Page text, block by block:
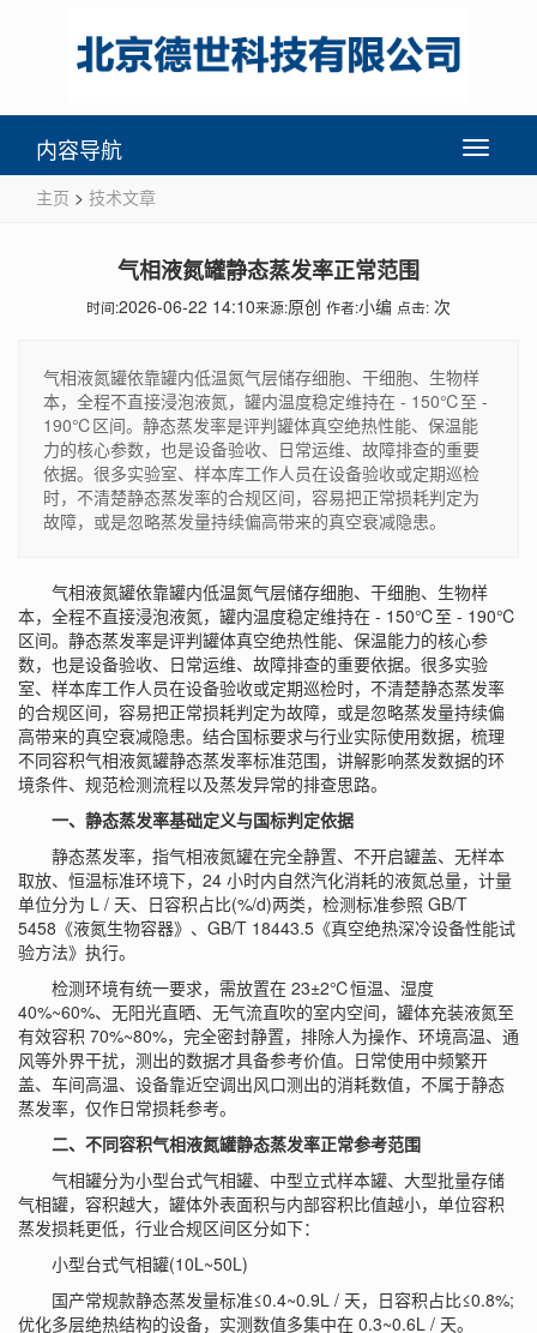
Toggle
内容导航
主页 > 技术文章
气相液氮罐静态蒸发率正常范围
时间:2026-06-22 14:10来源:原创 作者:小编 点击: 次
气相液氮罐依靠罐内低温氮气层储存细胞、干细胞、生物样
本，全程不直接浸泡液氮，罐内温度稳定维持在 - 150℃至 -
190℃区间。静态蒸发率是评判罐体真空绝热性能、保温能
力的核心参数，也是设备验收、日常运维、故障排查的重要
依据。很多实验室、样本库工作人员在设备验收或定期巡检
时，不清楚静态蒸发率的合规区间，容易把正常损耗判定为
故障，或是忽略蒸发量持续偏高带来的真空衰减隐患。
气相液氮罐依靠罐内低温氮气层储存细胞、干细胞、生物样
本，全程不直接浸泡液氮，罐内温度稳定维持在 - 150℃至 - 190℃
区间。静态蒸发率是评判罐体真空绝热性能、保温能力的核心参
数，也是设备验收、日常运维、故障排查的重要依据。很多实验
室、样本库工作人员在设备验收或定期巡检时，不清楚静态蒸发率
的合规区间，容易把正常损耗判定为故障，或是忽略蒸发量持续偏
高带来的真空衰减隐患。结合国标要求与行业实际使用数据，梳理
不同容积气相液氮罐静态蒸发率标准范围，讲解影响蒸发数据的环
境条件、规范检测流程以及蒸发异常的排查思路。
一、静态蒸发率基础定义与国标判定依据
静态蒸发率，指气相液氮罐在完全静置、不开启罐盖、无样本
取放、恒温标准环境下，24 小时内自然汽化消耗的液氮总量，计量
单位分为 L / 天、日容积占比(%/d)两类，检测标准参照 GB/T
5458《液氮生物容器》、GB/T 18443.5《真空绝热深冷设备性能试
验方法》执行。
检测环境有统一要求，需放置在 23±2℃恒温、湿度
40%~60%、无阳光直晒、无气流直吹的室内空间，罐体充装液氮至
有效容积 70%~80%，完全密封静置，排除人为操作、环境高温、通
风等外界干扰，测出的数据才具备参考价值。日常使用中频繁开
盖、车间高温、设备靠近空调出风口测出的消耗数值，不属于静态
蒸发率，仅作日常损耗参考。
二、不同容积气相液氮罐静态蒸发率正常参考范围
气相罐分为小型台式气相罐、中型立式样本罐、大型批量存储
气相罐，容积越大，罐体外表面积与内部容积比值越小，单位容积
蒸发损耗更低，行业合规区间区分如下：
小型台式气相罐(10L~50L)
国产常规款静态蒸发量标准≤0.4~0.9L / 天，日容积占比≤0.8%;
优化多层绝热结构的设备，实测数值多集中在 0.3~0.6L / 天。